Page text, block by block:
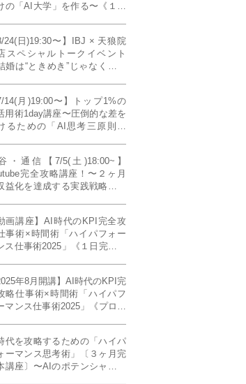
の「AI大学」を作る〜《１日
24(日)19:30〜】IBJ × 天狼院
スペシャルトークイベント
婚は“ときめき”じゃなくて、
タチ〜《BOOKLove結婚相談
》
14(月)19:00〜】トップ1%の
用術1day講座〜圧倒的な差を
るための「AI思考三原則」
・通信【7/5(土)18:00~】
完全攻略講座！〜２ヶ月
益化を達成する実践戦略！ゲ
力養成ラボNEO》
画講座】AI時代のKPI完全攻
事術×時間術「ハイパフォー
ス仕事術2025」《１日完成特
年8月開講】AI時代のKPI完
略仕事術×時間術「ハイパフ
マンス仕事術2025」《プロフ
代を攻略するための「ハイパ
ーマンス思考術」〔３ヶ月完
講座〕〜AIのポテンシャルを